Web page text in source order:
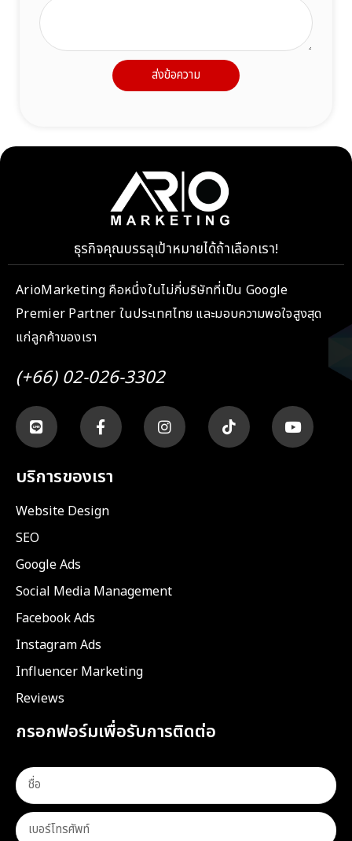
ส่งข้อความ
ธุรกิจคุณบรรลุเป้าหมายได้ถ้าเลือกเรา!
ArioMarketing คือหนึ่งในไม่กี่บริษัทที่เป็น Google
Premier Partner ในประเทศไทย และมอบความพอใจสูงสุด
แก่ลูกค้าของเรา
(+66) 02-026-3302
บริการของเรา
Website Design
SEO
Google Ads
Social Media Management
Facebook Ads
Instagram Ads
Influencer Marketing
Reviews
กรอกฟอร์มเพื่อรับการติดต่อ